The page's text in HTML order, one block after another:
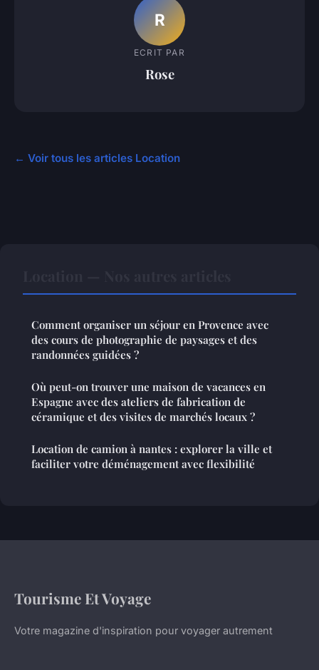
R
ECRIT PAR
Rose
← Voir tous les articles Location
Comment organiser un séjour en Provence avec
des cours de photographie de paysages et des
randonnées guidées ?
Où peut-on trouver une maison de vacances en
Espagne avec des ateliers de fabrication de
céramique et des visites de marchés locaux ?
Location de camion à nantes : explorer la ville et
faciliter votre déménagement avec flexibilité
Tourisme Et Voyage
Votre magazine d'inspiration pour voyager autrement